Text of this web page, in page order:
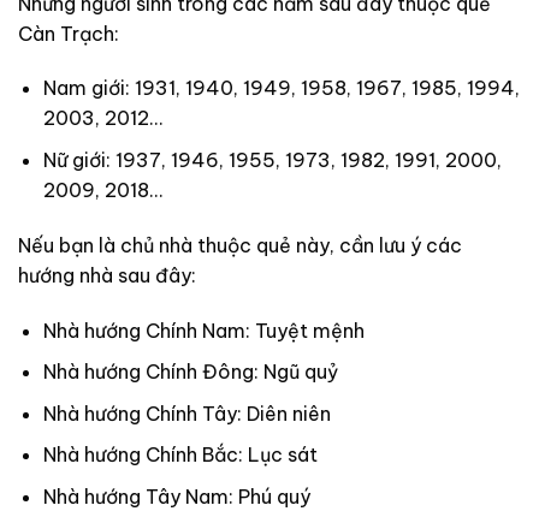
Càn Trạch:
Nam giới: 1931, 1940, 1949, 1958, 1967, 1985, 1994,
2003, 2012…
Nữ giới: 1937, 1946, 1955, 1973, 1982, 1991, 2000,
2009, 2018…
Nếu bạn là chủ nhà thuộc quẻ này, cần lưu ý các
hướng nhà sau đây:
Nhà hướng Chính Nam: Tuyệt mệnh
Nhà hướng Chính Đông: Ngũ quỷ
Nhà hướng Chính Tây: Diên niên
Nhà hướng Chính Bắc: Lục sát
Nhà hướng Tây Nam: Phú quý